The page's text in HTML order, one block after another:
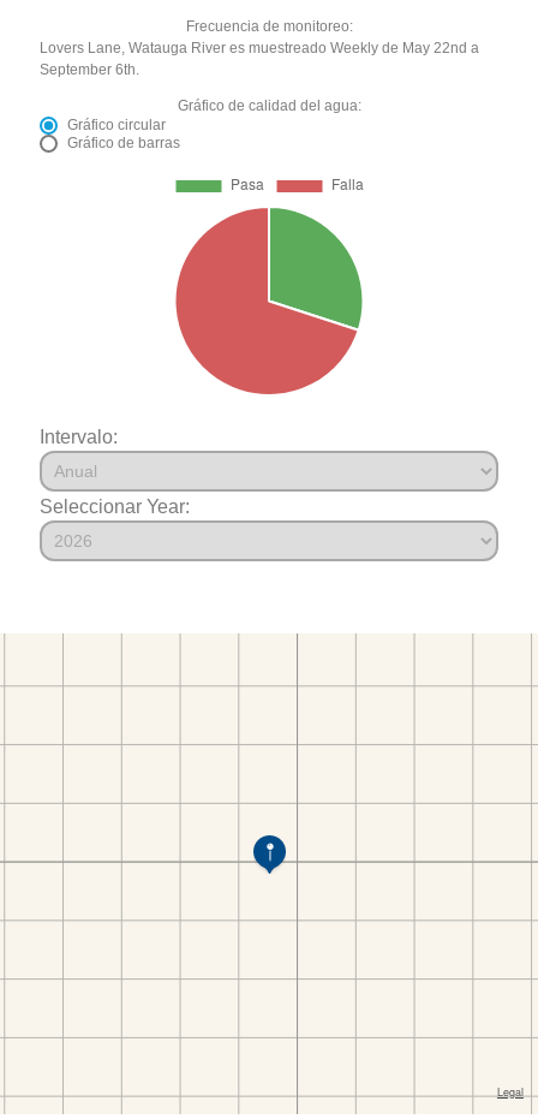
Frecuencia de monitoreo:
Lovers Lane, Watauga River es muestreado Weekly de May 22nd a
September 6th.
Gráfico de calidad del agua:
Gráfico circular
Gráfico de barras
Intervalo:
Seleccionar Year: